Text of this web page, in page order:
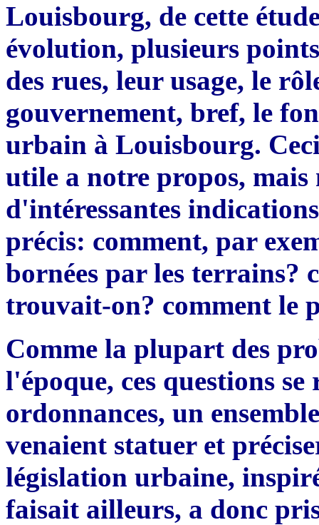
Louisbourg, de cette
évolution, plusieurs
des rues, leur usage, le rô
gouvernement, bref, le
urbain à Louisbourg.
utile a notre propos,
d'intéressantes
précis: comment, par
bornées par les terrains?
trouvait-on? comment le
Comme la plupart des
l'époque, ces questions
ordonnances, un
venaient statuer et
législation urbaine,
faisait ailleurs, a donc